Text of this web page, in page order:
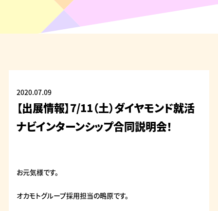
2020.07.09
【出展情報】7/11（土）ダイヤモンド就活
ナビインターンシップ合同説明会！
お元気様です。
オカモトグループ採用担当の鴫原です。